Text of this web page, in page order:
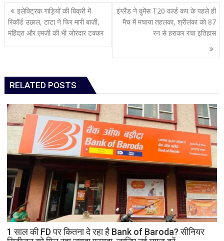
Post
navigation
इलेक्ट्रिक गाड़ियों की बिक्री में
रिकॉर्ड उछाल, टाटा ने फिर मारी बाज़ी,
महिंद्रा और एमजी की भी जोरदार टक्कर
इंग्लैंड ने वुमेंस T20 वर्ल्ड कप के पहले ही
मैच में मचाया तहलका, श्रीलंका को 87
रन से हराकर रचा इतिहास
RELATED POSTS
1 साल की FD पर कितना दे रहा है Bank of Baroda? सीनियर